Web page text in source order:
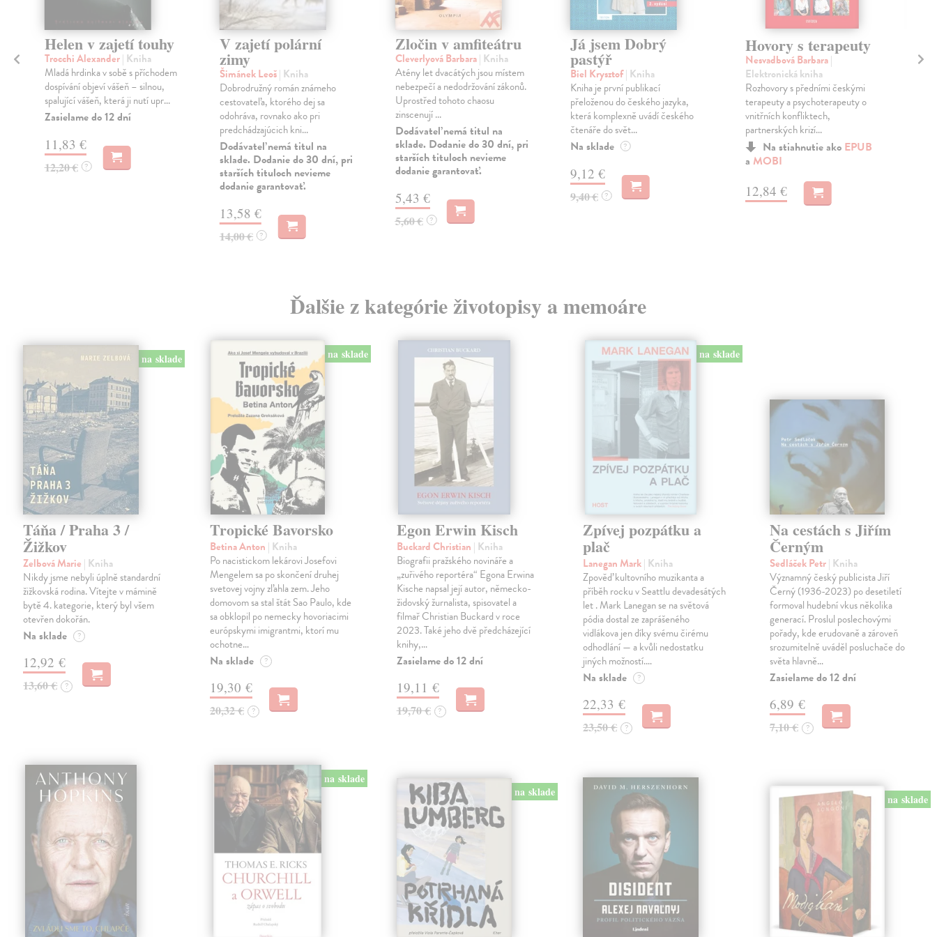
Helen v zajetí touhy
Trocchi Alexander| Kniha
Mladá hrdinka v sobě s příchodem
dospívání objeví vášeň – silnou,
spalující vášeň, která ji nutí upr...
Zasielame do 12 dní
11,83 €
12,20 € ?
V zajetí polární
zimy
Šimánek Leoš| Kniha
Dobrodružný román známeho
cestovateľa, ktorého dej sa
odohráva, rovnako ako pri
predchádzajúcich kni...
Dodávateľ nemá titul na
sklade. Dodanie do 30 dní, pri
starších tituloch nevieme
dodanie garantovať.
13,58 €
14,00 € ?
Zločin v amfiteátru
Cleverlyová Barbara| Kniha
Atény let dvacátých jsou místem
nebezpečí a nedodržování zákonů.
Uprostřed tohoto chaosu
zinscenují ...
Dodávateľ nemá titul na
sklade. Dodanie do 30 dní, pri
starších tituloch nevieme
dodanie garantovať.
5,43 €
5,60 € ?
Já jsem Dobrý
pastýř
Biel Krysztof| Kniha
Kniha je první publikací
přeloženou do českého jazyka,
která komplexně uvádí českého
čtenáře do svět...
Na sklade ?
9,12 €
9,40 € ?
Hovory s terapeuty
Nesvadbová Barbara|
Elektronická kniha
Rozhovory s předními českými
terapeuty a psychoterapeuty o
vnitřních konfliktech,
partnerských krizí...
Na stiahnutie ako EPUB
a MOBI
12,84 €
Ďalšie z kategórie životopisy a memoáre
na sklade
Táňa / Praha 3 /
Žižkov
Zelbová Marie | Kniha
Nikdy jsme nebyli úplně standardní
žižkovská rodina. Vítejte v mámině
bytě 4. kategorie, který byl všem
otevřen dokořán.
Na sklade ?
12,92 €
13,60 € ?
na sklade
Tropické Bavorsko
Betina Anton | Kniha
Po nacistickom lekárovi Josefovi
Mengelem sa po skončení druhej
svetovej vojny zľahla zem. Jeho
domovom sa stal štát Sao Paulo, kde
sa obklopil po nemecky hovoriacimi
európskymi imigrantmi, ktorí mu
ochotne…
Na sklade ?
19,30 €
20,32 € ?
Egon Erwin Kisch
Buckard Christian | Kniha
Biografii pražského novináře a
„zuřivého reportéra“ Egona Erwina
Kische napsal její autor, německo-
židovský žurnalista, spisovatel a
filmař Christian Buckard v roce
2023. Také jeho dvě předcházející
knihy,…
Zasielame do 12 dní
19,11 €
19,70 € ?
na sklade
Zpívej pozpátku a
plač
Lanegan Mark| Kniha
Zpověď kultovního muzikanta a
příběh rocku v Seattlu devadesátých
let . Mark Lanegan se na světová
pódia dostal ze zaprášeného
vidlákova jen díky svému čirému
odhodlání — a kvůli nedostatku
jiných možností.…
Na sklade ?
22,33 €
23,50 € ?
Na cestách s Jiřím
Černým
Sedláček Petr| Kniha
Významný český publicista Jiří
Černý (1936-2023) po desetiletí
formoval hudební vkus několika
generací. Proslul poslechovými
pořady, kde erudovaně a zároveň
srozumitelně uváděl posluchače do
světa hlavně…
Zasielame do 12 dní
6,89 €
7,10 € ?
na sklade
na sklade
na sklade